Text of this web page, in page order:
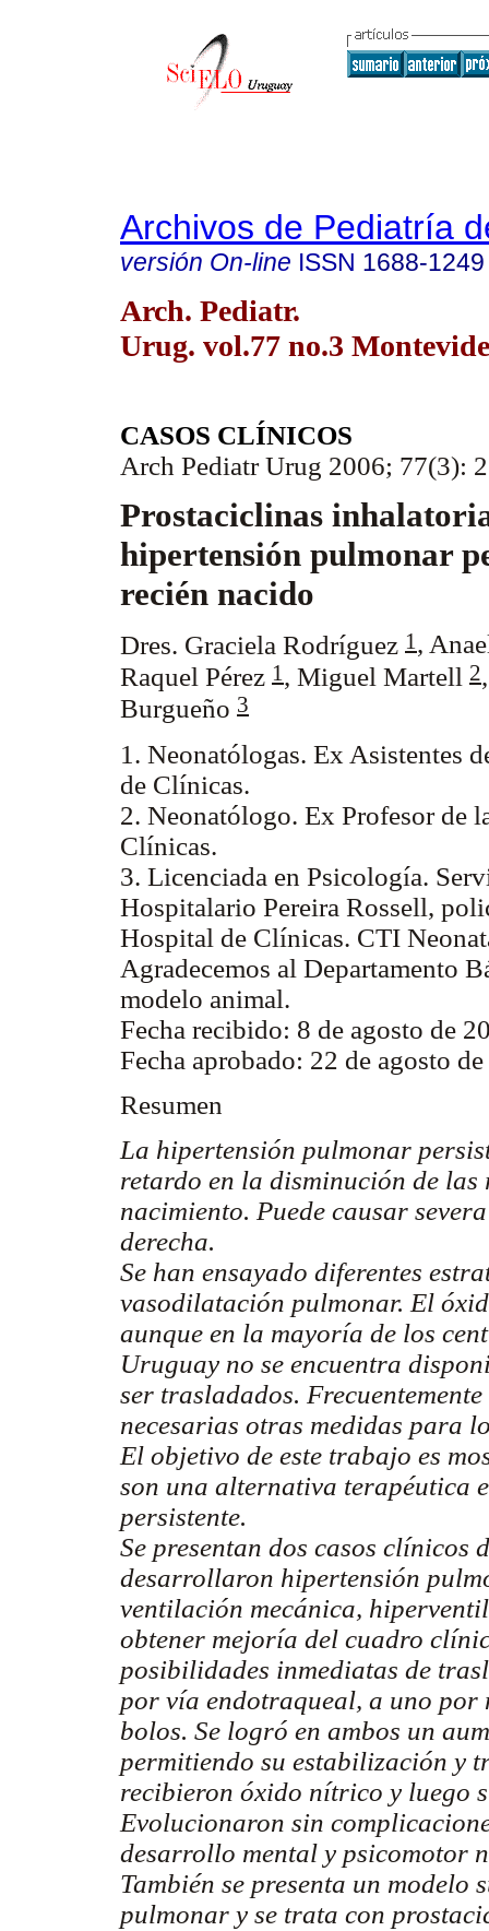
Archivos de Pediatría
versión On-line ISSN 1688-1249
Arch. Pediatr.
Urug. vol.77 no.3
CASOS CLÍNICOS
Arch Pediatr Urug 2006; 77(3):
Prostaciclinas
hipertensión pulmonar
recién nacido
Dres. Graciela Rodríguez 1 ,
Raquel Pérez 1 , Miguel Martell 2
Burgueño 3
1. Neonatólogas. Ex Asistentes
de Clínicas.
2. Neonatólogo. Ex Profesor de
Clínicas.
3. Licenciada en Psicología.
Hospitalario Pereira Rossell,
Hospital de Clínicas. CTI
Agradecemos al Departamento
modelo animal.
Fecha recibido: 8 de agosto de
Fecha aprobado: 22 de agosto
Resumen
La hipertensión pulmonar
retardo en la disminución de las
nacimiento. Puede causar
derecha.
Se han ensayado diferentes
vasodilatación pulmonar. El
aunque en la mayoría de los
Uruguay no se encuentra
ser trasladados.
necesarias otras medidas para
El objetivo de este trabajo es
son una alternativa terapéutica
persistente.
Se presentan dos casos clínicos
desarrollaron hipertensión
ventilación mecánica,
obtener mejoría del cuadro
posibilidades inmediatas de
por vía endotraqueal, a uno
bolos. Se logró en ambos un
permitiendo su estabilización y
recibieron óxido nítrico y luego
Evolucionaron sin
desarrollo mental y psicomotor
También se presenta un modelo
pulmonar y se trata con